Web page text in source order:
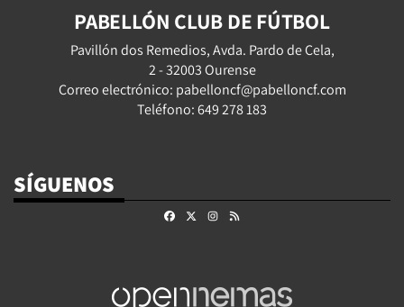
PABELLÓN CLUB DE FÚTBOL
Pavillón dos Remedios, Avda. Pardo de Cela,
2 - 32003 Ourense
Correo electrónico: pabelloncf@pabelloncf.com
Teléfono: 649 278 183
SÍGUENOS
FacebookInstagram